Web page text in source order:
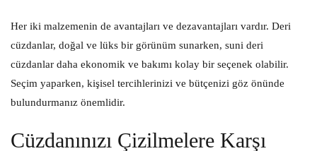
Her iki malzemenin de avantajları ve dezavantajları vardır. Deri
cüzdanlar, doğal ve lüks bir görünüm sunarken, suni deri
cüzdanlar daha ekonomik ve bakımı kolay bir seçenek olabilir.
Seçim yaparken, kişisel tercihlerinizi ve bütçenizi göz önünde
bulundurmanız önemlidir.
Cüzdanınızı Çizilmelere Karşı